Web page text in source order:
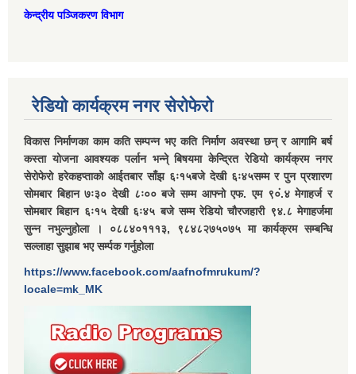
केन्द्रीय पञ्जिकरण विभाग
रेडियो कार्यक्रम नगर सेरोफेरो
विकास निर्माणका काम कति सम्पन्न भए कति निर्माण अवस्था छन् र आगामि बर्ष
कस्ता योजना आवश्यक पर्लान भन्ने् बिषयमा केन्द्रित रेडियो कार्यक्रम नगर
सेरोफेरो हरेकहप्ताको आईतबार साँझ ६ः१५बजे देखी ६ः४५सम्म र पुन प्रशारण
सोमबार बिहान ७ः३० देखी ८ः०० बजे सम्म आफ्नो एफ. एम ९०ं.४ मेगाहर्ज र
सोमबार बिहान ६ः१५ देखी ६ः४५ बजे सम्म रेडियो चौरजहारी ९४.८ मेगाहर्जमा
सुन्न नभुल्नुहोला । ०८८४०१११३, ९८४८२७५०७५ मा कार्यक्रम सम्बन्धि
सल्लाहा सुझाब भए सर्म्पक गर्नुहोला
https://www.facebook.com/aafnofmrukum/?
locale=mk_MK